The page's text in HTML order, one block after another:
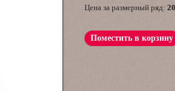
Цена за размерный ряд:
Поместить в корзину